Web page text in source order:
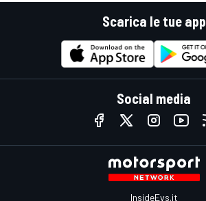
Scarica le tue app
Social media
InsideEvs.it